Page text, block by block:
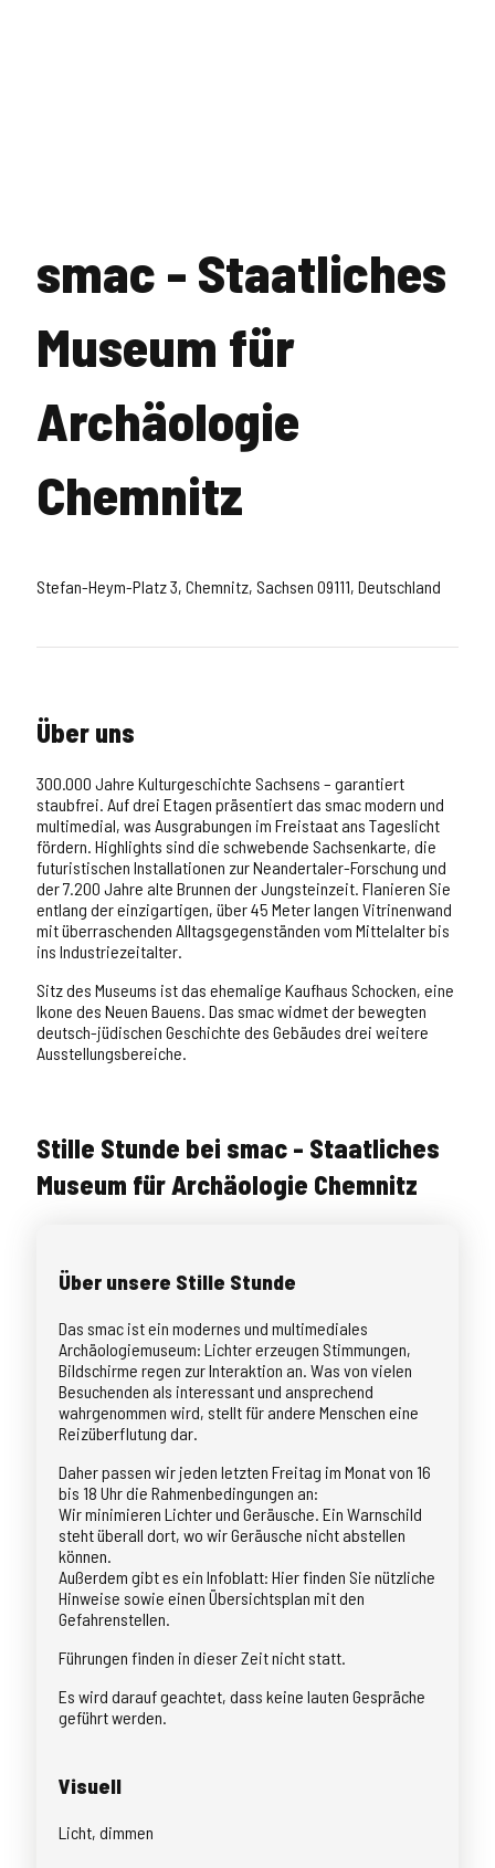
smac - Staatliches
Museum für
Archäologie
Chemnitz
Stefan-Heym-Platz 3, Chemnitz, Sachsen 09111, Deutschland
Über uns
300.000 Jahre Kulturgeschichte Sachsens – garantiert
staubfrei. Auf drei Etagen präsentiert das smac modern und
multimedial, was Ausgrabungen im Freistaat ans Tageslicht
fördern. Highlights sind die schwebende Sachsenkarte, die
futuristischen Installationen zur Neandertaler-Forschung und
der 7.200 Jahre alte Brunnen der Jungsteinzeit. Flanieren Sie
entlang der einzigartigen, über 45 Meter langen Vitrinenwand
mit überraschenden Alltagsgegenständen vom Mittelalter bis
ins Industriezeitalter.
Sitz des Museums ist das ehemalige Kaufhaus Schocken, eine
Ikone des Neuen Bauens. Das smac widmet der bewegten
deutsch-jüdischen Geschichte des Gebäudes drei weitere
Ausstellungsbereiche.
Stille Stunde bei smac - Staatliches
Museum für Archäologie Chemnitz
Über unsere Stille Stunde
Das smac ist ein modernes und multimediales
Archäologiemuseum: Lichter erzeugen Stimmungen,
Bildschirme regen zur Interaktion an. Was von vielen
Besuchenden als interessant und ansprechend
wahrgenommen wird, stellt für andere Menschen eine
Reizüberflutung dar.
Daher passen wir jeden letzten Freitag im Monat von 16
bis 18 Uhr die Rahmenbedingungen an:
Wir minimieren Lichter und Geräusche. Ein Warnschild
steht überall dort, wo wir Geräusche nicht abstellen
können.
Außerdem gibt es ein Infoblatt: Hier finden Sie nützliche
Hinweise sowie einen Übersichtsplan mit den
Gefahrenstellen.
Führungen finden in dieser Zeit nicht statt.
Es wird darauf geachtet, dass keine lauten Gespräche
geführt werden.
Visuell
Licht, dimmen